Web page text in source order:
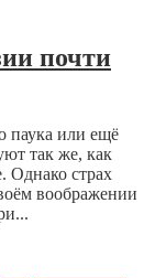
почти
паука или ещё
так же, как
Однако страх
воображении